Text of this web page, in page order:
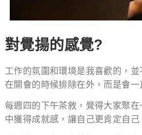
對覺揚的感覺?
工作的氛圍和環境是我喜歡的，
在開會的時候排除在外，而是會
每週四的下午茶敘，覺得大家聚
中獲得成就感，讓自己更肯定自己